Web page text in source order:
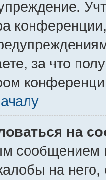
за что
на
сообщением
на